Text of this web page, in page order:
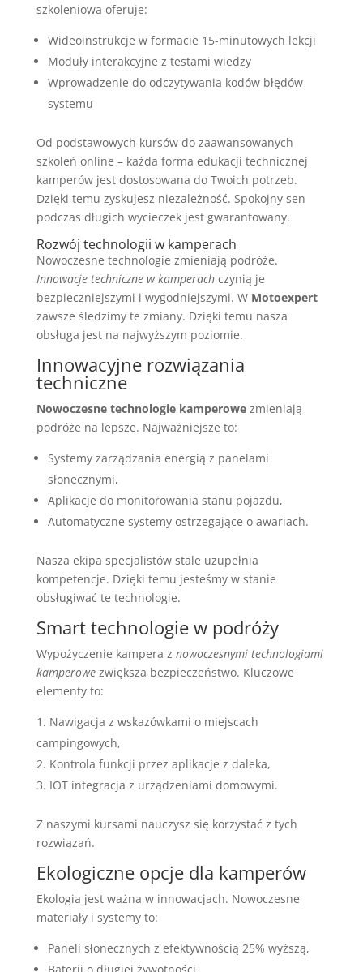
szkoleniowa oferuje:
Wideoinstrukcje w formacie 15-minutowych lekcji
Moduły interakcyjne z testami wiedzy
Wprowadzenie do odczytywania kodów błędów
systemu
Od podstawowych kursów do zaawansowanych
szkoleń online – każda forma edukacji technicznej
kamperów jest dostosowana do Twoich potrzeb.
Dzięki temu zyskujesz niezależność. Spokojny sen
podczas długich wycieczek jest gwarantowany.
Rozwój technologii w kamperach
Nowoczesne technologie zmieniają podróże.
Innowacje techniczne w kamperachczynią je
bezpieczniejszymi i wygodniejszymi. W Motoexpert
zawsze śledzimy te zmiany. Dzięki temu nasza
obsługa jest na najwyższym poziomie.
Innowacyjne rozwiązania
techniczne
Nowoczesne technologie kamperowezmieniają
podróże na lepsze. Najważniejsze to:
Systemy zarządzania energią z panelami
słonecznymi,
Aplikacje do monitorowania stanu pojazdu,
Automatyczne systemy ostrzegające o awariach.
Nasza ekipa specjalistów stale uzupełnia
kompetencje. Dzięki temu jesteśmy w stanie
obsługiwać te technologie.
Smart technologie w podróży
Wypożyczenie kampera z nowoczesnymi technologiami
kamperowezwiększa bezpieczeństwo. Kluczowe
elementy to:
Nawigacja z wskazówkami o miejscach
campingowych,
Kontrola funkcji przez aplikacje z daleka,
IOT integracja z urządzeniami domowymi.
Z naszymi kursami nauczysz się korzystać z tych
rozwiązań.
Ekologiczne opcje dla kamperów
Ekologia jest ważna w innowacjach. Nowoczesne
materiały i systemy to:
Paneli słonecznych z efektywnością 25% wyższą,